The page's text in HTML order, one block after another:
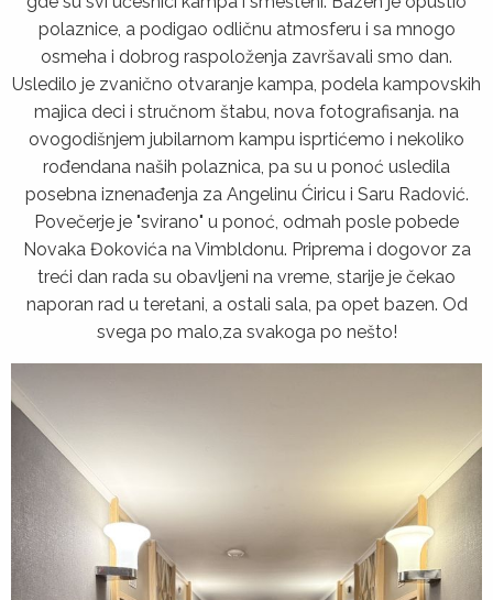
polaznice, a podigao odličnu atmosferu i sa mnogo
osmeha i dobrog raspoloženja završavali smo dan.
Usledilo je zvanično otvaranje kampa, podela kampovskih
majica deci i stručnom štabu, nova fotografisanja. na
ovogodišnjem jubilarnom kampu isprtićemo i nekoliko
rođendana naših polaznica, pa su u ponoć usledila
posebna iznenađenja za Angelinu Ćiricu i Saru Radović.
Povečerje je "svirano" u ponoć, odmah posle pobede
Novaka Đokovića na Vimbldonu. Priprema i dogovor za
treći dan rada su obavljeni na vreme, starije je čekao
naporan rad u teretani, a ostali sala, pa opet bazen. Od
svega po malo,za svakoga po nešto!